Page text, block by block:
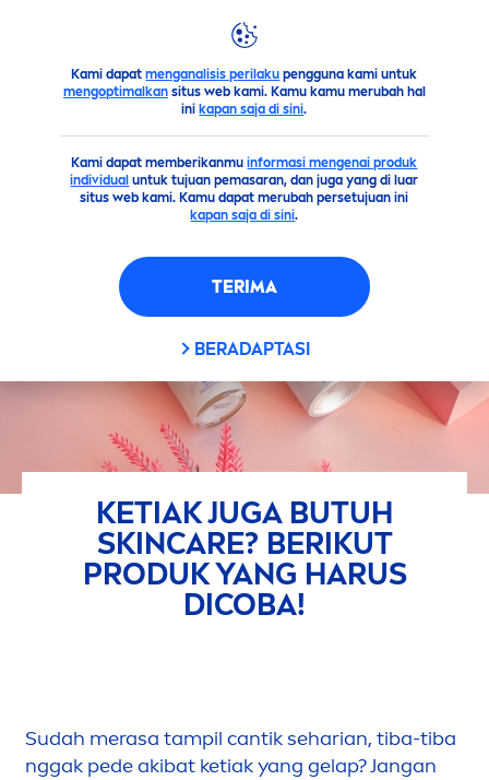
Kami dapatmenganalisis perilaku pengguna kami untuk
mengoptimalkansitus web kami. Kamu kamu merubah hal
ini kapan saja di sini.
Kami dapat memberikanmuinformasi mengenai produk
individual untuk tujuan pemasaran, dan juga yang di luar
situs web kami. Kamu dapat merubah persetujuan ini
kapan saja di sini.
TERIMA
BERADAPTASI
Saran Ketiak Juga Butuh Perawatan Berikut Produk yang
KETIAK JUGA BUTUH
SKINCARE? BERIKUT
PRODUK YANG HARUS
DICOBA!
Sudah merasa tampil cantik seharian, tiba-tiba
nggak pede akibat ketiak yang gelap? Jangan